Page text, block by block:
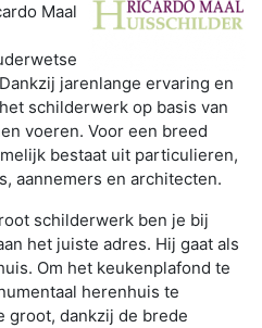
Maal
jarenlange ervaring en
schilderwerk op basis van
voeren. Voor een breed
bestaat uit particulieren,
aannemers en architecten.
schilderwerk ben je bij
het juiste adres. Hij gaat als
Om het keukenplafond te
herenhuis te
groot, dankzij de brede